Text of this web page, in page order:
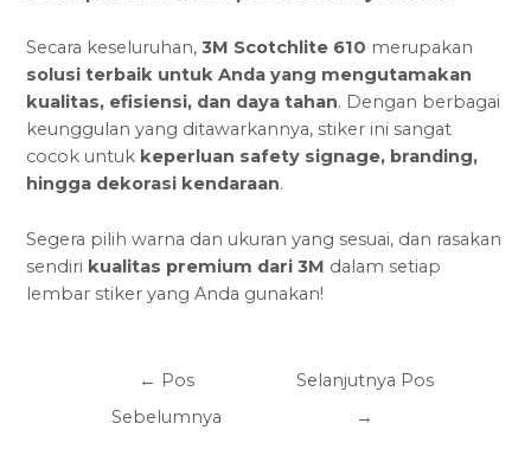
Secara keseluruhan,3M Scotchlite 610 merupakan
solusi terbaik untuk Anda yang mengutamakan
kualitas, efisiensi, dan daya tahan. Dengan berbagai
keunggulan yang ditawarkannya, stiker ini sangat
cocok untuk keperluan safety signage, branding,
hingga dekorasi kendaraan.
Segera pilih warna dan ukuran yang sesuai, dan rasakan
sendiri kualitas premium dari 3M dalam setiap
lembar stiker yang Anda gunakan!
← Pos
Sebelumnya
Selanjutnya Pos
→